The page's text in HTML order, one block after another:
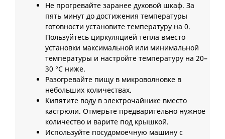
Не прогревайте заранее духовой шкаф. За
пять минут до достижения температуры
готовности установите температуру на 0.
Пользуйтесь циркуляцией тепла вместо
установки максимальной или минимальной
температуры и настройте температуру на 20–
30 °C ниже.
Разогревайте пищу в микроволновке в
небольших количествах.
Кипятите воду в электрочайнике вместо
кастрюли. Отмерьте предварительно нужное
количество и варите под крышкой.
Используйте посудомоечную машину с